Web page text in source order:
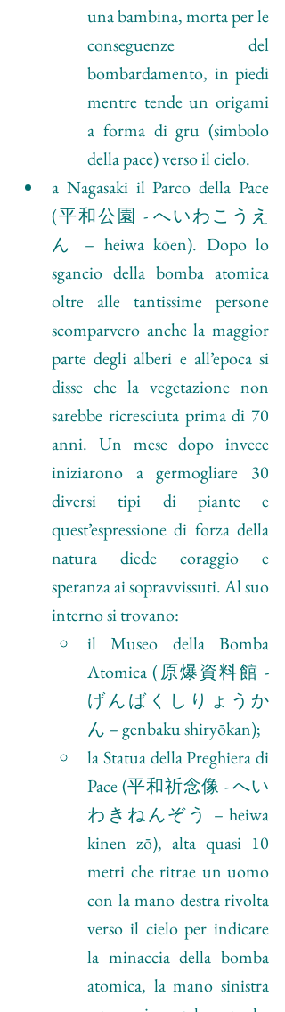
una bambina, morta per le
conseguenze del
bombardamento, in piedi
mentre tende un origami
a forma di gru (simbolo
della pace) verso il cielo.
a Nagasaki il Parco della Pace
(平和公園 - へいわこうえ
ん – heiwa kōen). Dopo lo
sgancio della bomba atomica
oltre alle tantissime persone
scomparvero anche la maggior
parte degli alberi e all’epoca si
disse che la vegetazione non
sarebbe ricresciuta prima di 70
anni. Un mese dopo invece
iniziarono a germogliare 30
diversi tipi di piante e
quest’espressione di forza della
natura diede coraggio e
speranza ai sopravvissuti. Al suo
interno si trovano:
il Museo della Bomba
Atomica (原爆資料館 -
げんばくしりょうか
ん – genbaku shiryōkan);
la Statua della Preghiera di
Pace (平和祈念像 - へい
わきねんぞう – heiwa
kinen zō), alta quasi 10
metri che ritrae un uomo
con la mano destra rivolta
verso il cielo per indicare
la minaccia della bomba
atomica, la mano sinistra